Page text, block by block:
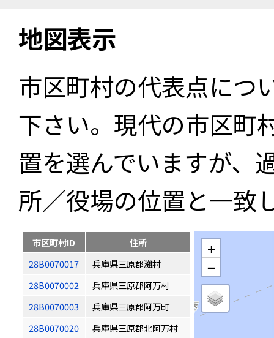
地図表示
市区町村の代表点につ
下さい。現代の市区町
置を選んでいますが、
所／役場の位置と一致
市区町村ID
住所
28B0070017
兵庫県三原郡灘村
28B0070002
兵庫県三原郡阿万村
28B0070003
兵庫県三原郡阿万町
28B0070020
兵庫県三原郡北阿万村
+
−